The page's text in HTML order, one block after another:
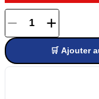
quantité
de
Patin
de
− +
🛒 Ajouter